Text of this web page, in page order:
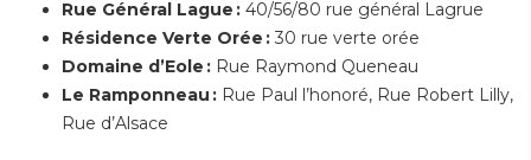
Rue Général Lague : 40/56/80 rue général Lagrue
Résidence Verte Orée : 30 rue verte orée
Domaine d’Eole : Rue Raymond Queneau
Le Ramponneau : Rue Paul l’honoré, Rue Robert Lilly,
Rue d’Alsace